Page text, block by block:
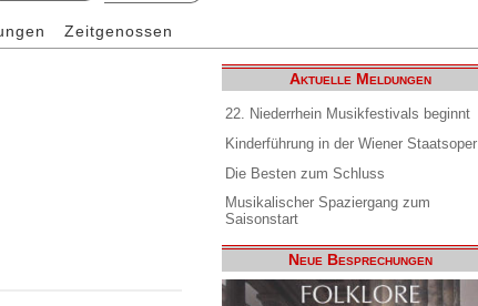
Zeitgenossen
Aktuelle Meldungen
22. Niederrhein Musikfestivals beginnt
Kinderführung in der Wiener Staatsoper
Die Besten zum Schluss
Musikalischer Spaziergang zum
Saisonstart
Neue Besprechungen